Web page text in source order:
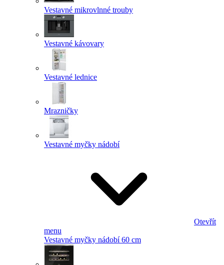
Vestavné mikrovlnné trouby
Vestavné kávovary
Vestavné lednice
Mrazničky
Vestavné myčky nádobí
Otevřít
menu
Vestavné myčky nádobí 60 cm